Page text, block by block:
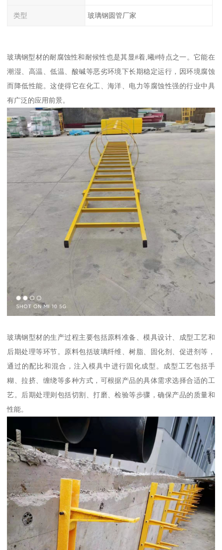
类型 玻璃钢圆管厂家
玻璃钢型材的耐腐蚀性和耐候性也是其显#着,曦#特点之一。它能在
潮湿、高温、低温、酸碱等恶劣环境下长期稳定运行，因环境腐蚀
而降低性能。这使得它在化工、海洋、电力等腐蚀性强的行业中具
有广泛的应用前景。
玻璃钢型材的生产过程主要包括原料准备、模具设计、成型工艺和
后期处理等环节。原料包括玻璃纤维、树脂、固化剂、促进剂等，
通过的配比和混合，注入模具中进行固化成型。成型工艺包括手
糊、拉挤、缠绕等多种方式，可根据产品的具体需求选择合适的工
艺。后期处理则包括切割、打磨、检验等步骤，确保产品的质量和
性能。